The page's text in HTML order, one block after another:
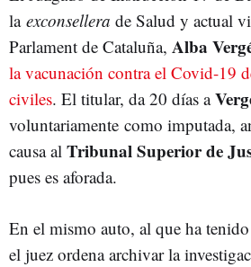
laexconsellera de Salud y actual
Parlament de Cataluña, Alba
la vacunación contra el Covid-19
civiles. El titular, da 20 días a
voluntariamente como imputada,
causa al Tribunal Superior de
pues es aforada.
En el mismo auto, al que ha tenido
el juez ordena archivar la